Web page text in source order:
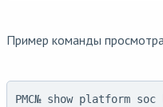
Пример команды
PMC№ show platform soc